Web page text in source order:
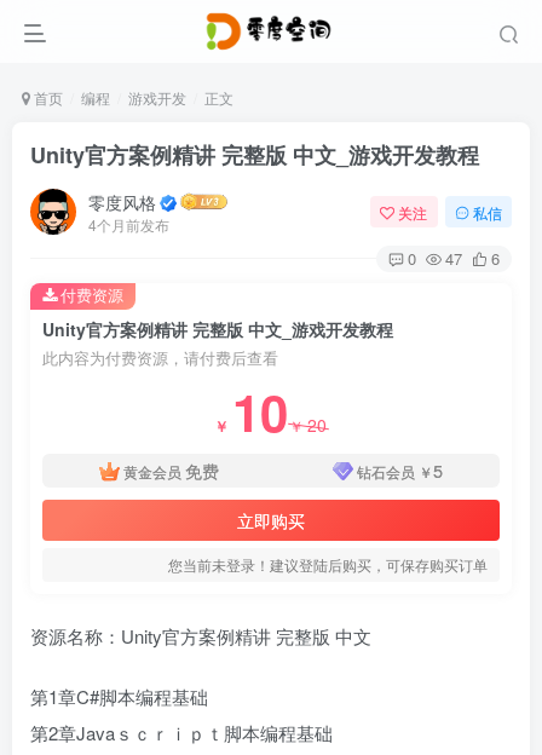
首页 编程 游戏开发 正文
Unity官方案例精讲 完整版 中文_游戏开发教程
零度风格
4个月前发布
关注 私信
0 47 6
Unity官方案例精讲 完整版 中文_游戏开发教程
此内容为付费资源，请付费后查看
￥ 10￥20
黄金会员 免费 钻石会员 ￥5
立即购买
您当前未登录！建议登陆后购买，可保存购买订单
付费资源
资源名称：Unity官方案例精讲 完整版 中文
第1章C#脚本编程基础
第2章Javaｓｃｒｉｐｔ脚本编程基础